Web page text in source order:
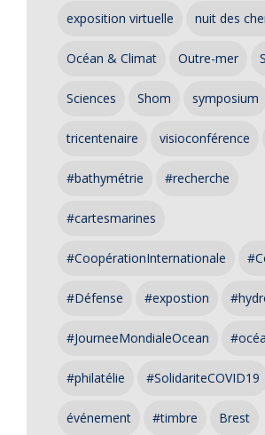
exposition virtuelle nuit des
Océan & Climat Outre-mer
Sciences Shom symposium
tricentenaire visioconférence
#bathymétrie #recherche
#cartesmarines
#CoopérationInternationale
#Défense #expostion
#JourneeMondialeOcean
#philatélie #SolidariteCOVID19
événement #timbre Brest